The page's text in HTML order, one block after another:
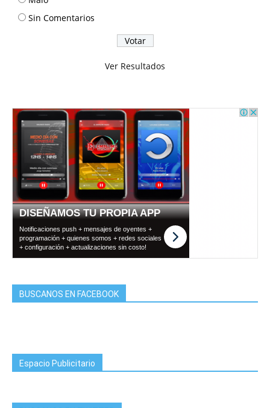
Sin Comentarios
Ver Resultados
BUSCANOS EN FACEBOOK
Espacio Publicitario